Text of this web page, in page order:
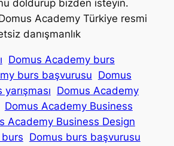
doldurup bizden isteyin.
Academy Türkiye resmi
danışmanlık
Domus Academy burs
burs başvurusu Domus
Domus Academy
Domus Academy Business
Academy Business Design
Domus burs başvurusu